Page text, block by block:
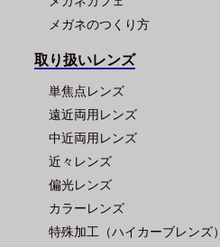
メガネのつくり方
取り扱いレンズ
単焦点レンズ
遠近両用レンズ
中近両用レンズ
近々レンズ
偏光レンズ
カラーレンズ
特殊加工（ハイカーブレンズ）